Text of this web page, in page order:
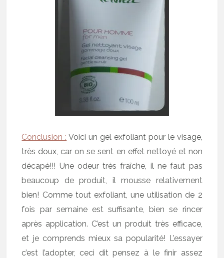
Conclusion : Voici un gel exfoliant pour le visage,
très doux, car on se sent en effet nettoyé et non
décapé!!! Une odeur très fraîche, il ne faut pas
beaucoup de produit, il mousse relativement
bien! Comme tout exfoliant, une utilisation de 2
fois par semaine est suffisante, bien se rincer
après application. C’est un produit très efficace,
et je comprends mieux sa popularité! L’essayer
c’est l’adopter, ceci dit pensez à le finir assez